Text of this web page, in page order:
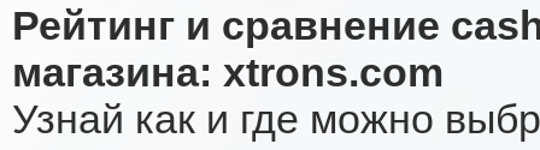
Рейтинг и сравнение
магазина: xtrons.com
Узнай как и где можно